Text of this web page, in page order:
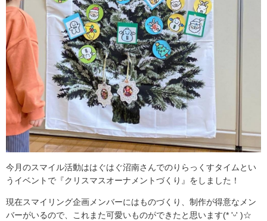
今月のスマイル活動ははぐはぐ沼南さんでのりらっくすタイムとい
うイベントで『クリスマスオーナメントづくり』をしました！
現在スマイリング企画メンバーにはものづくり、制作が得意なメン
バーがいるので、これまた可愛いものができたと思います(* 'ᵕ' )☆